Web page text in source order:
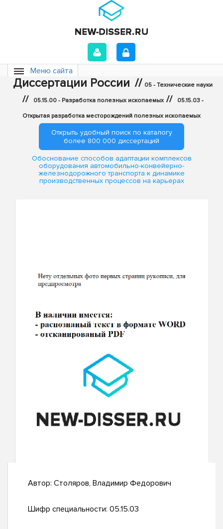
Меню сайта
Диссертации России // 05 - Технические науки
// 05.15.00 - Разработка полезных ископаемых // 05.15.03 -
Открытая разработка месторождений полезных ископаемых
Открыть удобный поиск по каталогу
более 800 000 диссертаций
Обоснование способов адаптации комплексов
оборудования автомобильно-конвейерно-
железнодорожного транспорта к динамике
производственных процессов на карьерах
Автор: Столяров, Владимир Федорович
Шифр специальности: 05.15.03